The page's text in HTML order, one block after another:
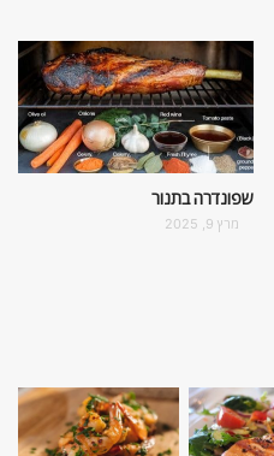
שפונדרה בתנור
מרץ 9, 2025